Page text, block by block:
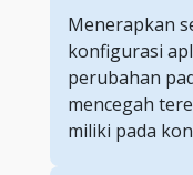
Menerapkan
konfigurasi
perubahan
mencegah
miliki pada